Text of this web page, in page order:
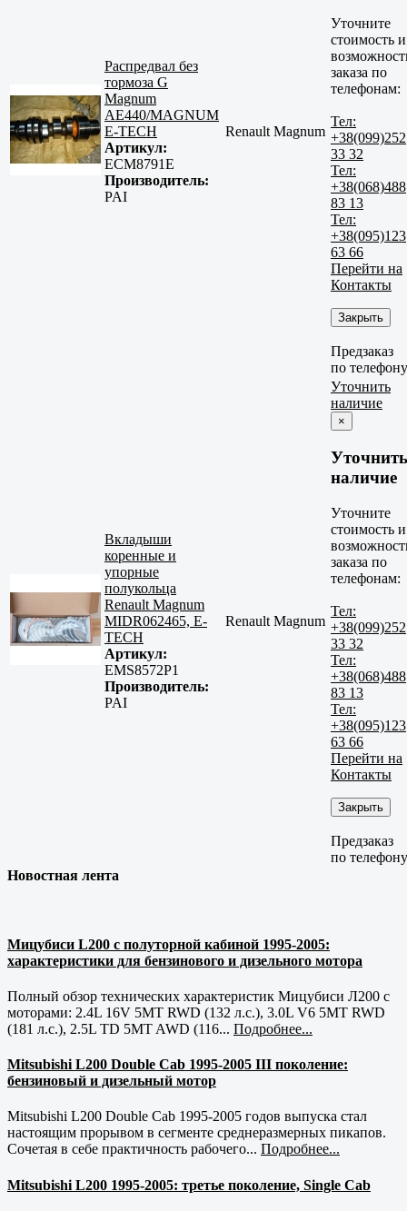
Распредвал без
тормоза G
Magnum
AE440/MAGNUM
E-TECH
Артикул:
ECM8791E
Производитель:
PAI
Renault Magnum
Уточните
стоимость и
заказа по
телефонам:
Тел:
+38(099)252
33 32
Тел:
+38(068)488
83 13
Тел:
+38(095)123
63 66
Перейти на
Контакты
Закрыть
Предзаказ
по телефону
Вкладыши
коренные и
упорные
полукольца
Renault Magnum
MIDR062465, E-
TECH
Артикул:
EMS8572P1
Производитель:
PAI
Renault Magnum
Уточнить
наличие
×
Уточнить
наличие
Уточните
стоимость и
заказа по
телефонам:
Тел:
+38(099)252
33 32
Тел:
+38(068)488
83 13
Тел:
+38(095)123
63 66
Перейти на
Контакты
Закрыть
Предзаказ
по телефону
Новостная лента
Мицубиси L200 с полуторной кабиной 1995-2005:
характеристики для бензинового и дизельного мотора
Полный обзор технических характеристик Мицубиси Л200 с
моторами: 2.4L 16V 5MT RWD (132 л.с.), 3.0L V6 5MT RWD
(181 л.с.), 2.5L TD 5MT AWD (116... Подробнее...
Mitsubishi L200 Double Cab 1995-2005 III поколение:
бензиновый и дизельный мотор
Mitsubishi L200 Double Cab 1995-2005 годов выпуска стал
настоящим прорывом в сегменте среднеразмерных пикапов.
Сочетая в себе практичность рабочего... Подробнее...
Mitsubishi L200 1995-2005: третье поколение, Single Cab